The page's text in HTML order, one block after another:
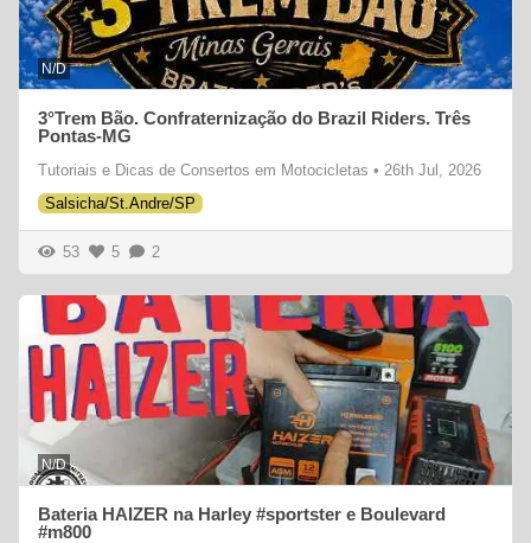
N/D
3°Trem Bão. Confraternização do Brazil Riders. Três
Pontas-MG
Tutoriais e Dicas de Consertos em Motocicletas • 26th Jul, 2026
Salsicha/St.Andre/SP
53 5 2
N/D
Bateria HAIZER na Harley #sportster e Boulevard
#m800